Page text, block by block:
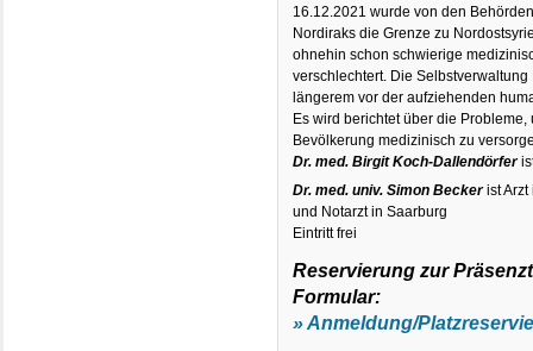
16.12.2021 wurde von den
Nordiraks die Grenze zu
ohnehin schon schwierige
verschlechtert. Die
längerem vor der aufziehenden
Es wird berichtet über die
Bevölkerung medizinisch zu
Dr. med. Birgit Koch-Dallendörfer
Dr. med. univ. Simon Beckerist Arzt
und Notarzt in Saarburg
Eintritt frei
Reservierung zur
Formular:
» Anmeldung/